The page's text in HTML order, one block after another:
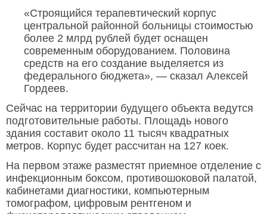
«Строящийся терапевтический корпус
центральной районной больницы стоимостью
более 2 млрд рублей будет оснащен
современным оборудованием. Половина
средств на его создание выделяется из
федерального бюджета», — сказал Алексей
Гордеев.
Сейчас на территории будущего объекта ведутся
подготовительные работы. Площадь нового
здания составит около 11 тысяч квадратных
метров. Корпус будет рассчитан на 127 коек.
На первом этаже разместят приемное отделение с
инфекционным боксом, противошоковой палатой,
кабинетами диагностики, компьютерным
томографом, цифровым рентгеном и